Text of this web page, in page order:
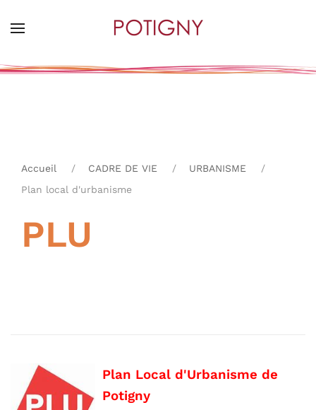
main
Accueil CADRE DE VIE
URBANISME
Plan local d'urbanisme
PLU
Plan Local d'Urbanisme de
Potigny